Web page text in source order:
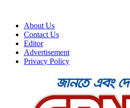
About Us
Contact Us
Editor
Advertisement
Privacy Policy